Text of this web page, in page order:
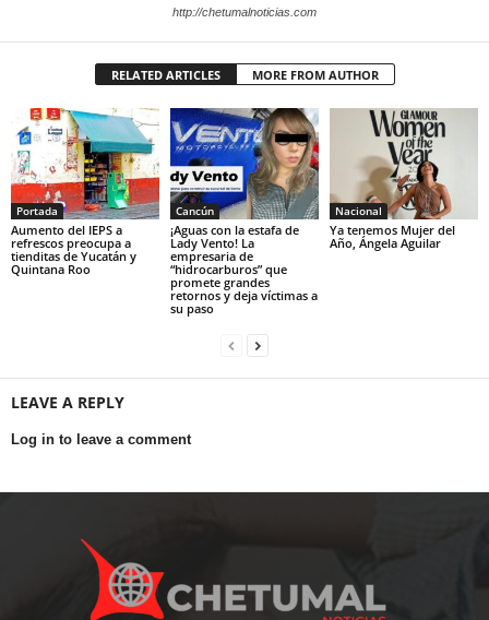
http://chetumalnoticias.com
RELATED ARTICLES MORE FROM AUTHOR
Portada
Aumento del IEPS a
refrescos preocupa a
tienditas de Yucatán y
Quintana Roo
Cancún
¡Aguas con la estafa de
Lady Vento! La
empresaria de
“hidrocarburos” que
promete grandes
retornos y deja víctimas a
su paso
Nacional
Ya tenemos Mujer del
Año, Ángela Aguilar
LEAVE A REPLY
Log in to leave a comment